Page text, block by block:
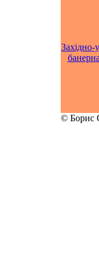
Західно-
© Борис